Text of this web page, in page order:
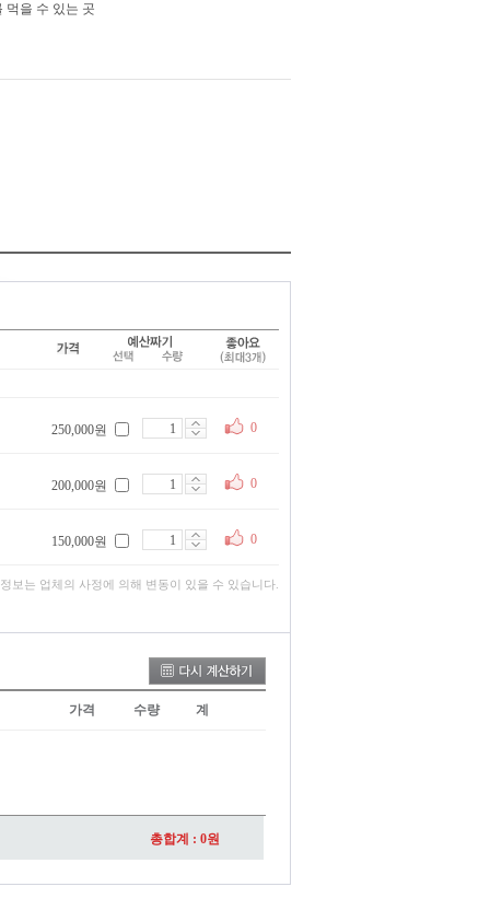
먹을 수 있는 곳
250,000원 0
200,000원 0
150,000원 0
보는 업체의 사정에 의해 변동이 있을 수 있습니다.
가격 수량 계
총합계 : 0원